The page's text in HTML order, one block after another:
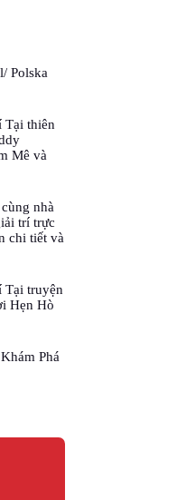
Polska
Tại thiên
Mê và
nhà
trí trực
chi tiết và
Tại truyện
Hẹn Hò
Phá